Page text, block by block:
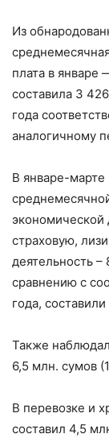
Из
плата в январе
составила 3
года
аналогичному
В январе-марте
экономической
страховую,
деятельность
сравнению с
года, составили
Также
6,5 млн. сумов
В перевозке и
составил 4,5